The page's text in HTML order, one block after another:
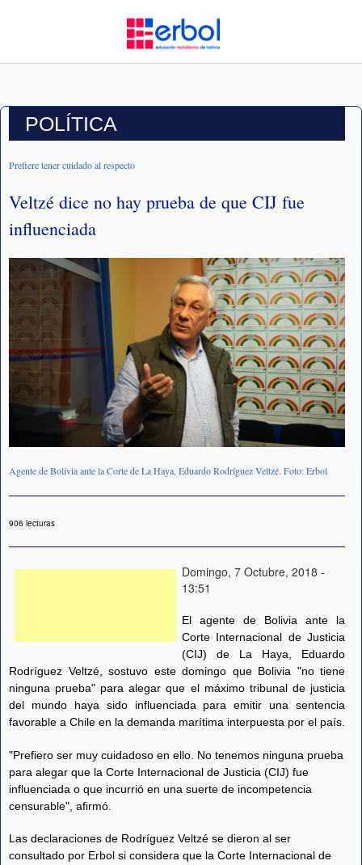
POLÍTICA
Prefiere tener cuidado al respecto
Veltzé dice no hay prueba de que CIJ fue
influenciada
Agente de Bolivia ante la Corte de La Haya, Eduardo Rodríguez Veltzé. Foto: Erbol
906 lecturas
Domingo, 7 Octubre, 2018 -
13:51
El agente de Bolivia ante la
Corte Internacional de Justicia
(CIJ) de La Haya, Eduardo
Rodríguez Veltzé, sostuvo este domingo que Bolivia "no tiene
ninguna prueba" para alegar que el máximo tribunal de justicia
del mundo haya sido influenciada para emitir una sentencia
favorable a Chile en la demanda marítima interpuesta por el país.
"Prefiero ser muy cuidadoso en ello. No tenemos ninguna prueba
para alegar que la Corte Internacional de Justicia (CIJ) fue
influenciada o que incurrió en una suerte de incompetencia
censurable", afirmó.
Las declaraciones de Rodríguez Veltzé se dieron al ser
consultado por Erbol si considera que la Corte Internacional de